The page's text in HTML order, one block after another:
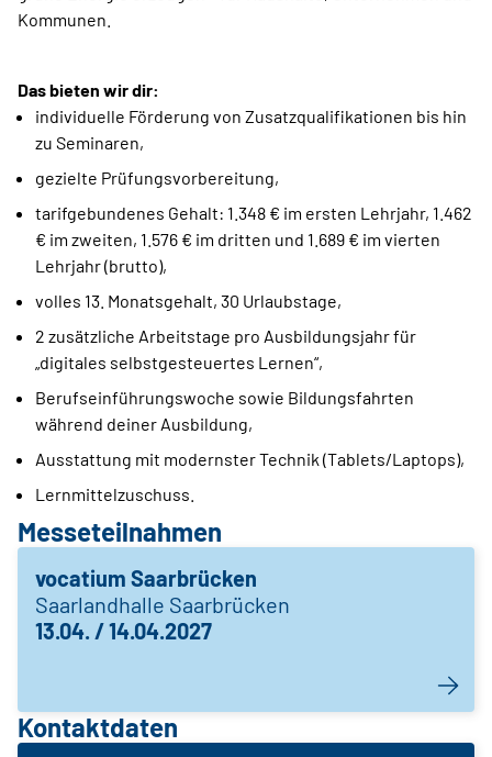
Kommunen.
Das bieten wir dir:
individuelle Förderung von Zusatzqualifikationen bis hin
zu Seminaren,
gezielte Prüfungsvorbereitung,
tarifgebundenes Gehalt: 1.348 € im ersten Lehrjahr, 1.462
€ im zweiten, 1.576 € im dritten und 1.689 € im vierten
Lehrjahr (brutto),
volles 13. Monatsgehalt, 30 Urlaubstage,
2 zusätzliche Arbeitstage pro Ausbildungsjahr für
„digitales selbstgesteuertes Lernen“,
Berufseinführungswoche sowie Bildungsfahrten
während deiner Ausbildung,
Ausstattung mit modernster Technik (Tablets/Laptops),
Lernmittelzuschuss.
Messeteilnahmen
vocatium Saarbrücken
Saarlandhalle Saarbrücken
13.04. / 14.04.2027
Kontaktdaten